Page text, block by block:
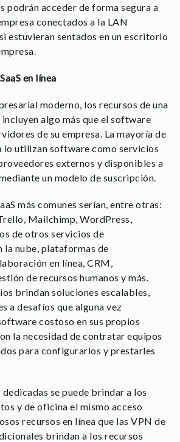
podrán acceder de forma segura a
conectados a la LAN
estuvieran sentados en un escritorio
en línea
moderno, los recursos de una
incluyen algo más que el software
de su empresa. La mayoría de
lo utilizan software como servicios
externos y disponibles a
un modelo de suscripción.
más comunes serían, entre otras:
Mailchimp, WordPress,
de otros servicios de
la nube, plataformas de
en línea, CRM,
de recursos humanos y más.
brindan soluciones escalables,
a desafíos que alguna vez
costoso en sus propios
la necesidad de contratar equipos
para configurarlos y prestarles
se puede brindar a los
y de oficina el mismo acceso
recursos en línea que las VPN de
brindan a los recursos